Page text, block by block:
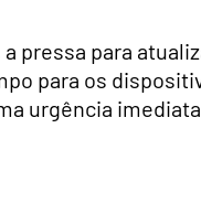
a pressa para
para os
urgência